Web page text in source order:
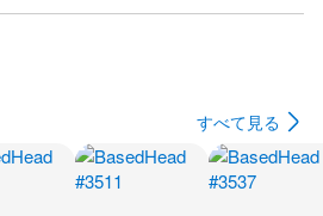
すべて見る